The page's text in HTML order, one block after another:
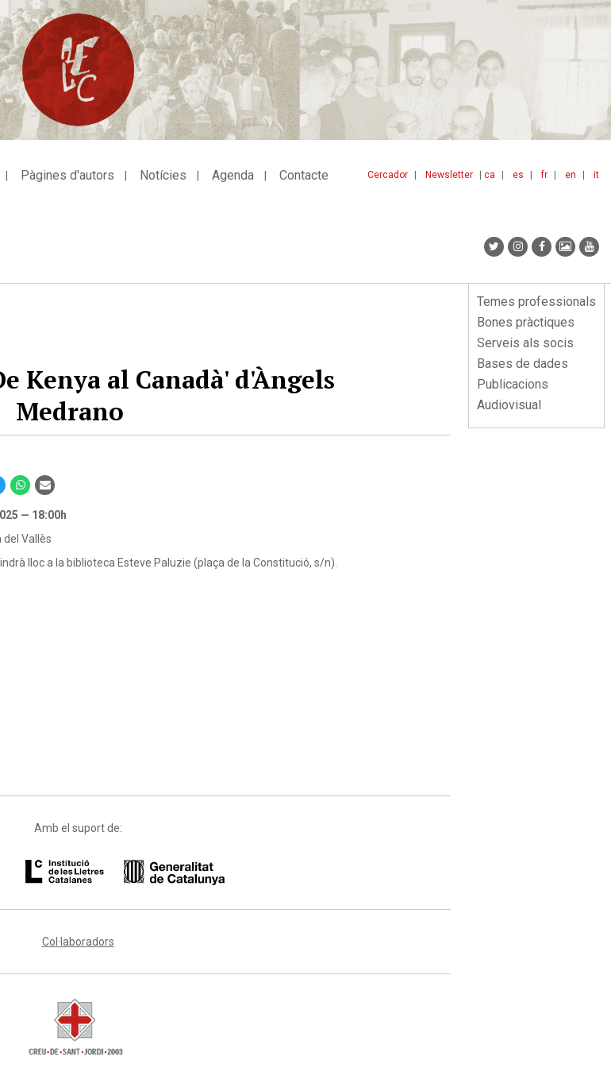
ca es fr en it
Cercador Newsletter
Pàgines d'autors Notícies Agenda Contacte
Menu
lateral
Temes professionals
Bones pràctiques
Serveis als socis
Bases de dades
Publicacions
Audiovisual
Kenya al Canadà' d'Àngels
Medrano
— 18:00h
del Vallès
lloc a la biblioteca Esteve Paluzie (plaça de la Constitució, s/n).
Amb el suport de:
Col·laboradors